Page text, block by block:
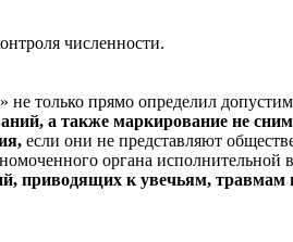
численности.
не только прямо определил
а также маркирование не
если они не представляют
органа исполнительной
приводящих к увечьям, травмам